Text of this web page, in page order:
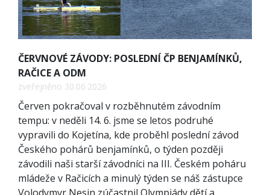
ČERVNOVÉ ZÁVODY: POSLEDNÍ ČP BENJAMÍNKŮ,
RAČICE A ODM
zveřejněno 30.06.2026
Červen pokračoval v rozběhnutém závodním
tempu: v neděli 14. 6. jsme se letos podruhé
vypravili do Kojetína, kde proběhl poslední závod
Českého pohárů benjamínků, o týden později
závodili naši starší závodníci na III. Českém poháru
mládeže v Račicích a minulý týden se náš zástupce